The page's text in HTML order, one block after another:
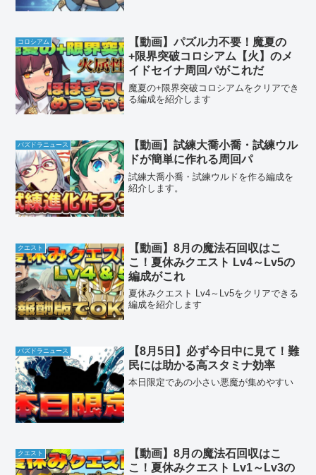
コロシアム
【動画】パズル力不要！魔夏の
+限界突破コロシアム【火】のメ
イドセイナ周回パがこれだ
魔夏の+限界突破コロシアムをクリアでき
る編成を紹介します
パズドラニュース
【動画】試練大喬小喬・試練ウル
ドが簡単に作れる周回パ
試練大喬小喬・試練ウルドを作る編成を
紹介します。
クエスト
【動画】8月の魔法石回収はこ
こ！夏休みクエスト Lv4～Lv5の
編成がこれ
夏休みクエスト Lv4～Lv5をクリアできる
編成を紹介します
パズドラニュース
【8月5日】必ず今日中に見て！難
民には助かる高スタミナ効率
本日限定であの小さい悪魔が集めやすい
クエスト
【動画】8月の魔法石回収はこ
こ！夏休みクエスト Lv1～Lv3の